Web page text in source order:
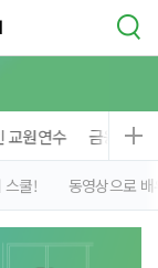
교원연수 금융투자
스쿨! 동영상으로